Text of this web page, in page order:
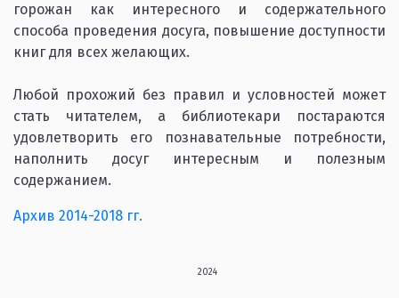
горожан как интересного и содержательного
способа проведения досуга, повышение доступности
книг для всех желающих.
Любой прохожий без правил и условностей может
стать читателем, а библиотекари постараются
удовлетворить его познавательные потребности,
наполнить досуг интересным и полезным
содержанием.
Архив 2014-2018 гг.
2024